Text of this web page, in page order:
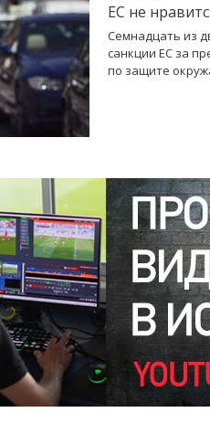
ЕС не
Семнадцать из
санкции ЕС за
по защите